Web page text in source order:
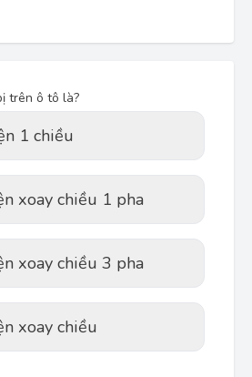
trên ô tô là?
1 chiều
xoay chiều 1 pha
xoay chiều 3 pha
xoay chiều